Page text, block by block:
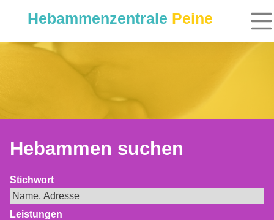
Hebammenzentrale Peine
Hebammen suchen
Stichwort
Leistungen